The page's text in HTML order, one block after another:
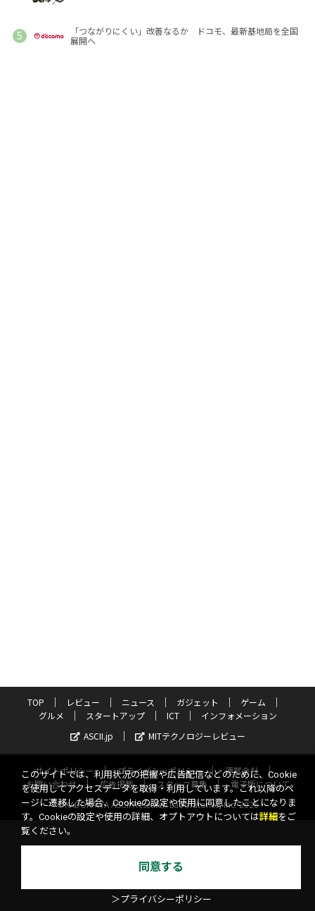
「つながりにくい」改善なるか ドコモ、最新基地局を全国
展開へ
TOP レビュー ニュース ガジェット
ゲーム
グルメ
スタートアップ ICT
インフォメーション
ASCII.jp
MITテクノロジーレビュー
サイトポリシー プライバシーポリシー
運営会社
お問い合わせ
広告掲載 スタッフ募集
電子版について
©KADOKAWA ASCII Research Laboratories, Inc. 2026
このサイトでは、利用状況の把握や広告配信などのために、Cookie
を使用してアクセスデータを取得・利用しています。これ以降のペ
ージに遷移した場合、Cookieの設定や使用に同意したことになりま
す。Cookieの設定や使用の詳細、オプトアウトについては詳細 をご
覧ください。
同意する
＞プライバシーポリシー